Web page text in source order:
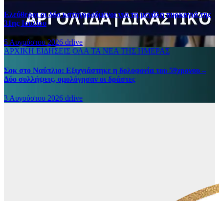
Ελεύθεροι οι δύο κατηγορούμενοι για τη μεγάλη πυρκαγιά της
31ης Ιουλίου
5 Αυγούστου 2026 drlive
ΑΡΧΙΚΗ ΕΙΔΗΣΕΙΣ ΟΛΑ ΤΑ ΝΕΑ ΤΗΣ ΗΜΕΡΑΣ
Σοκ στο Ναύπλιο: Εξιχνιάστηκε η δολοφονία του 59χρονου –
Δύο συλλήψεις, ομολόγησαν οι δράστες
3 Αυγούστου 2026 drlive